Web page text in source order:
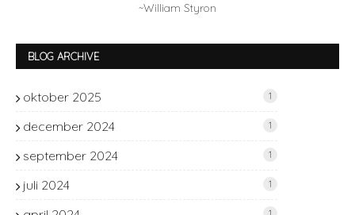
~William Styron
BLOG ARCHIVE
oktober 2025 1
december 2024 1
september 2024 1
juli 2024 1